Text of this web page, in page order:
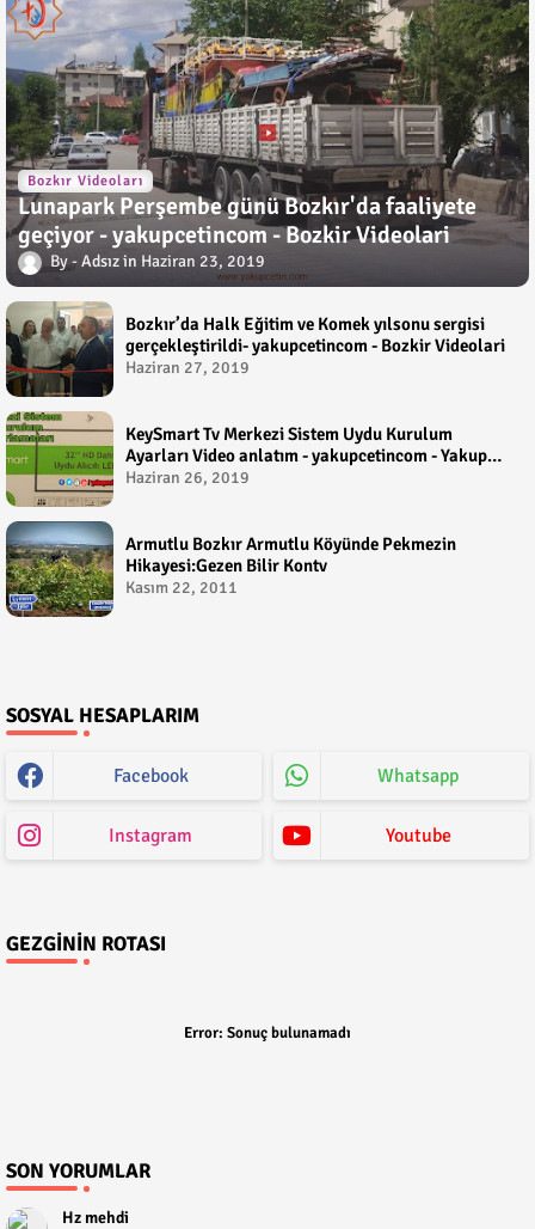
Bozkır Videoları
Lunapark Perşembe günü Bozkır'da faaliyete
geçiyor - yakupcetincom - Bozkir Videolari
Adsız Haziran 23, 2019
Bozkır’da Halk Eğitim ve Komek yılsonu sergisi
gerçekleştirildi- yakupcetincom - Bozkir Videolari
Haziran 27, 2019
KeySmart Tv Merkezi Sistem Uydu Kurulum
Ayarları Video anlatım - yakupcetincom - Yakup
Çetin
Haziran 26, 2019
Armutlu Bozkır Armutlu Köyünde Pekmezin
Hikayesi:Gezen Bilir Kontv
Kasım 22, 2011
SOSYAL HESAPLARIM
Facebook Whatsapp
Instagram Youtube
GEZGININ ROTASI
Error: Sonuç bulunamadı
SON YORUMLAR
Hz mehdi